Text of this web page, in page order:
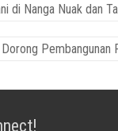
di Nanga Nuak dan